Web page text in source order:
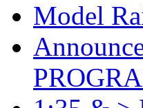
Model